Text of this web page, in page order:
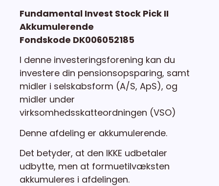
Fundamental Invest Stock Pick II
Akkumulerende
Fondskode DK006052185
I denne investeringsforening kan du
investere din pensionsopsparing, samt
midler i selskabsform (A/S, ApS), og
midler under
virksomhedsskatteordningen (VSO)
Denne afdeling er akkumulerende.
Det betyder, at den IKKE udbetaler
udbytte, men at formuetilvæksten
akkumuleres i afdelingen.